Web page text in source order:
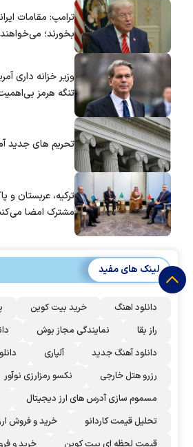
ترامپ: مقامات
بخورند؛
وزیر خزانه داری
تنگه هرمز
تحریم های جدید
ترکیه، عربستان و
مشترک امضا
لینک های مفید
دانلود اهنگ خرید بیت کوین
راز بقا
نمایندگی مجاز بوش
دانلود آهنگ جدید
آلپاری
رزرو هتل خارجی
نکسو رمزارزی نوآور
مسموم سازی آدرس های ارز دیجیتال
تحلیل قیمت کاردانو
خرید و فروش